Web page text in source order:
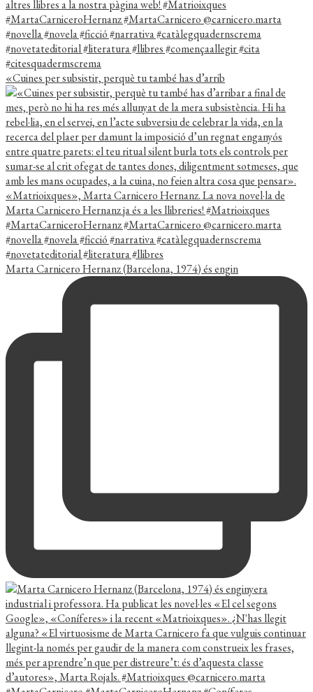
«Cuines per subsistir, perquè tu també has d’arrib
Marta Carnicero Hernanz (Barcelona, 1974) és engin